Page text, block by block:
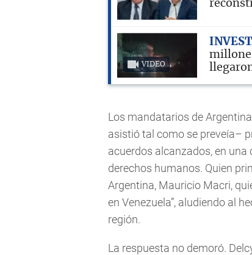
VIDEO
Los mandatarios de
asistió tal como se preveía–
acuerdos alcanzados, en
derechos humanos. Quien
Argentina, Mauricio Macri,
en Venezuela”, aludiendo al
región.
La respuesta no demoró.